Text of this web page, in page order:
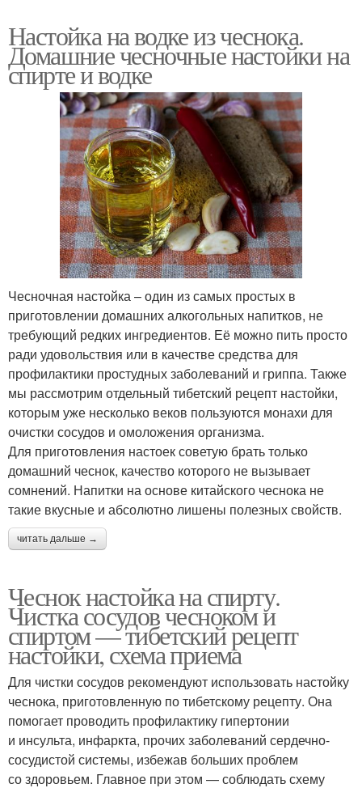
Настойка на водке из чеснока.
Домашние чесночные настойки на
спирте и водке
Чесночная настойка – один из самых простых в
приготовлении домашних алкогольных напитков, не
требующий редких ингредиентов. Её можно пить просто
ради удовольствия или в качестве средства для
профилактики простудных заболеваний и гриппа. Также
мы рассмотрим отдельный тибетский рецепт настойки,
которым уже несколько веков пользуются монахи для
очистки сосудов и омоложения организма.
Для приготовления настоек советую брать только
домашний чеснок, качество которого не вызывает
сомнений. Напитки на основе китайского чеснока не
такие вкусные и абсолютно лишены полезных свойств.
читать дальше →
Чеснок настойка на спирту.
Чистка сосудов чесноком и
спиртом — тибетский рецепт
настойки, схема приема
Для чистки сосудов рекомендуют использовать настойку
чеснока, приготовленную по тибетскому рецепту. Она
помогает проводить профилактику гипертонии
и инсульта, инфаркта, прочих заболеваний сердечно-
сосудистой системы, избежав больших проблем
со здоровьем. Главное при этом — соблюдать схему